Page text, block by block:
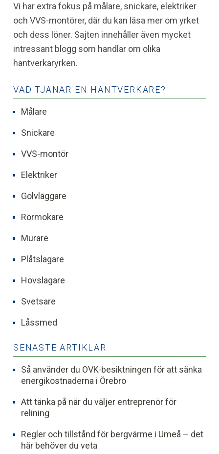
Vi har extra fokus på målare, snickare, elektriker
och VVS-montörer, där du kan läsa mer om yrket
och dess löner. Sajten innehåller även mycket
intressant blogg som handlar om olika
hantverkaryrken.
VAD TJÄNAR EN HANTVERKARE?
Målare
Snickare
VVS-montör
Elektriker
Golvläggare
Rörmokare
Murare
Plåtslagare
Hovslagare
Svetsare
Låssmed
SENASTE ARTIKLAR
Så använder du OVK-besiktningen för att sänka
energikostnaderna i Örebro
Att tänka på när du väljer entreprenör för
relining
Regler och tillstånd för bergvärme i Umeå – det
här behöver du veta